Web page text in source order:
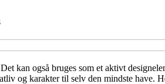
kan også bruges som et aktivt
og karakter til selv den mindste